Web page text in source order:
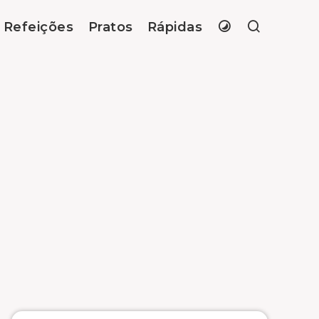
Refeições Pratos Rápidas